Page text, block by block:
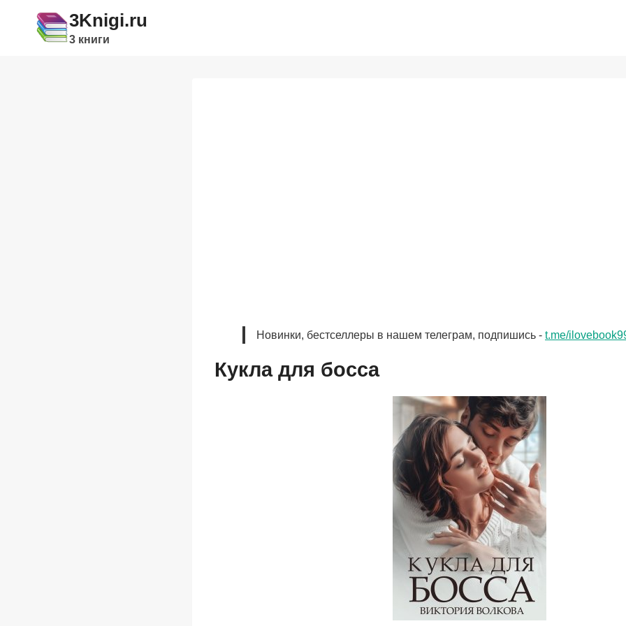
содержимому
3Knigi.ru
3 книги
Новинки, бестселлеры в нашем телеграм, подпишись - t.me/
Кукла для босса